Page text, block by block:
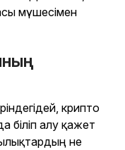
мүшесімен
крипто
біліп алу қажет
не